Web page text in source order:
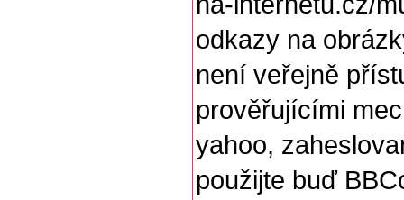
odkazy na
není veřejně
prověřujícími
yahoo,
použijte buď